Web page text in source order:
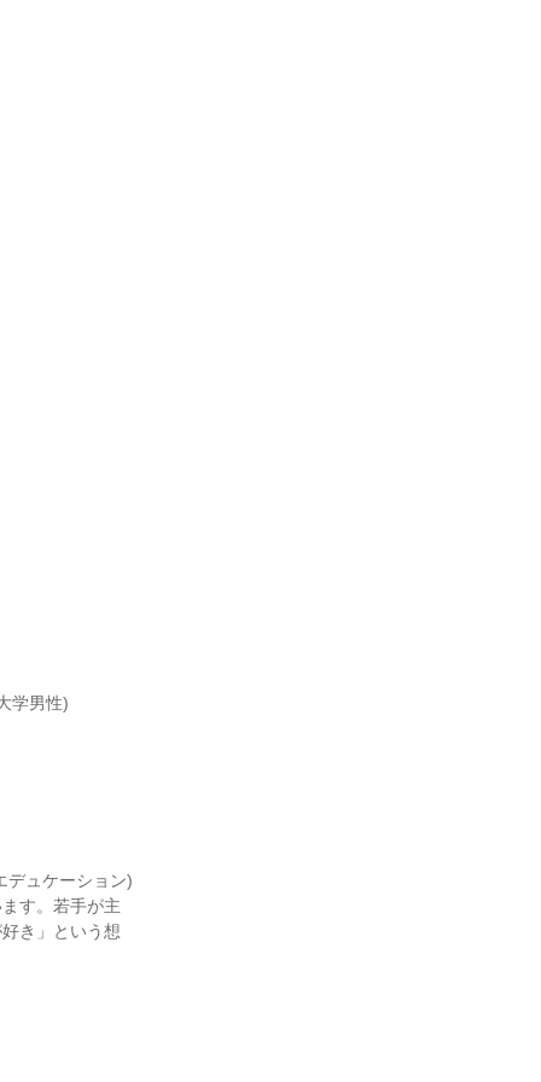
学男性)
デュケーション)
す。若手が主
き」という想